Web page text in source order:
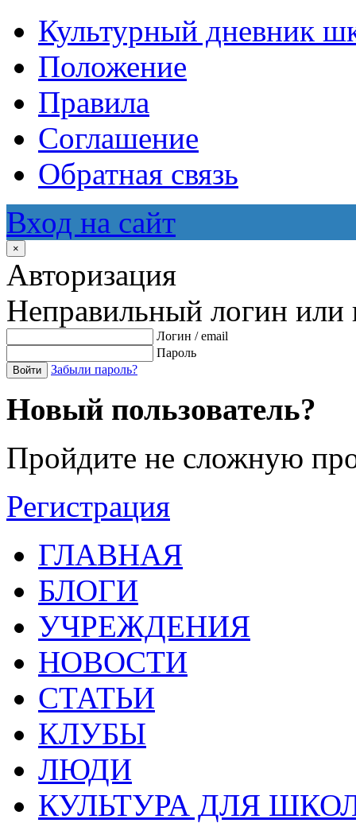
Культурный дневник
Положение
Правила
Соглашение
Обратная связь
Вход на сайт
×
Авторизация
Неправильный логин или
Логин / email
Пароль
Войти Забыли пароль?
Новый пользователь?
Пройдите не сложную
Регистрация
ГЛАВНАЯ
БЛОГИ
УЧРЕЖДЕНИЯ
НОВОСТИ
СТАТЬИ
КЛУБЫ
ЛЮДИ
КУЛЬТУРА ДЛЯ